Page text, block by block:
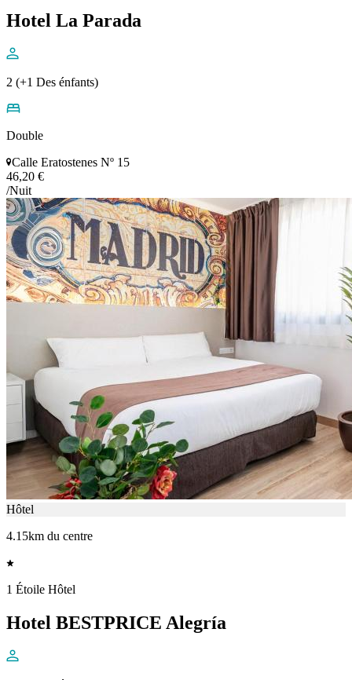
Hotel La Parada
2 (+1 Des énfants)
Double
Calle Eratostenes Nº 15
46,20 €
/Nuit
Hôtel
4.15km du centre
1 Étoile Hôtel
Hotel BESTPRICE Alegría